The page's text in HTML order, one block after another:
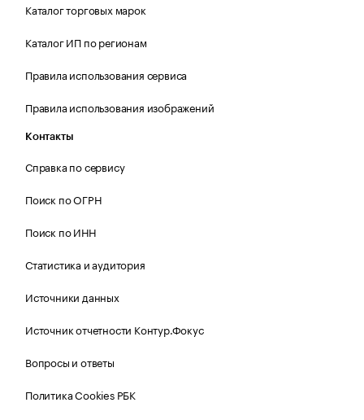
Каталог торговых марок
Каталог ИП по регионам
Правила использования сервиса
Правила использования изображений
Контакты
Справка по сервису
Поиск по ОГРН
Поиск по ИНН
Статистика и аудитория
Источники данных
Источник отчетности Контур.Фокус
Вопросы и ответы
Политика Cookies РБК